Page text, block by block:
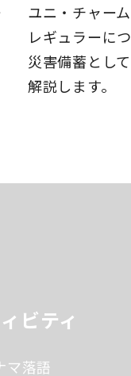
ユニ・チャー
レギュラーに
災害備蓄とし
解説します。
ビティ
マ落語